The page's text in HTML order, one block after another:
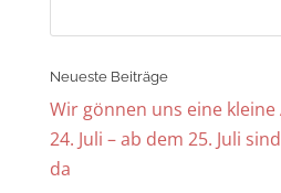
Neueste Beiträge
Wir gönnen uns eine kleine
24. Juli – ab dem 25. Juli
da